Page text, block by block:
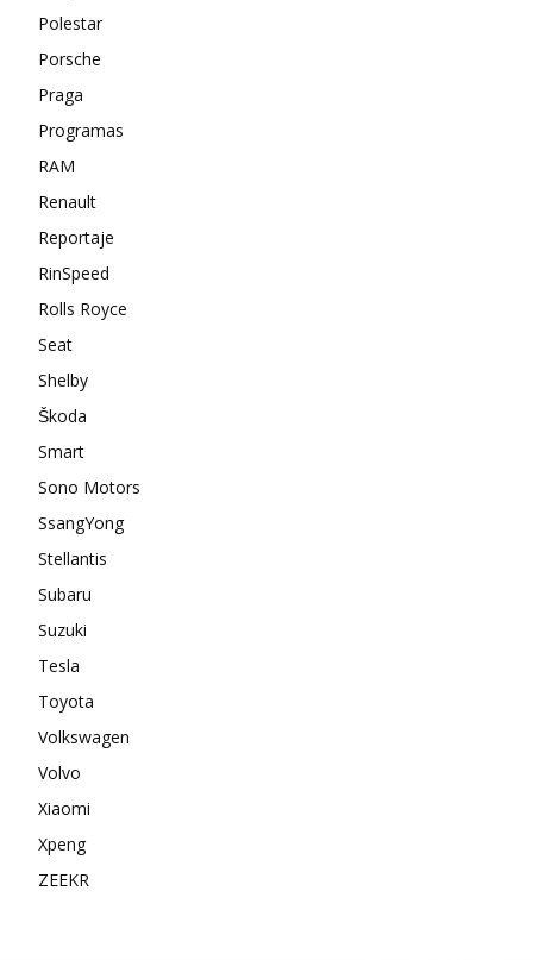
Polestar
Porsche
Praga
Programas
RAM
Renault
Reportaje
RinSpeed
Rolls Royce
Seat
Shelby
Škoda
Smart
Sono Motors
SsangYong
Stellantis
Subaru
Suzuki
Tesla
Toyota
Volkswagen
Volvo
Xiaomi
Xpeng
ZEEKR